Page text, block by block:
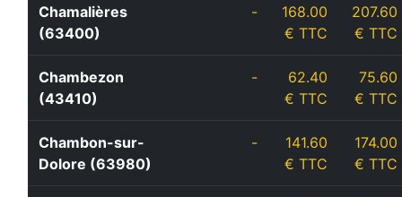
Chamalières
(63400)
-
168.00
€ TTC
207.60
€ TTC
Chambezon
(43410)
-
62.40
€ TTC
75.60
€ TTC
Chambon-sur-
Dolore (63980)
-
141.60
€ TTC
174.00
€ TTC